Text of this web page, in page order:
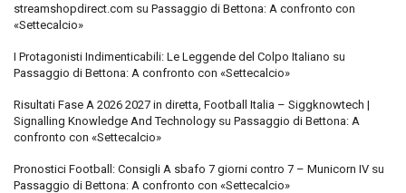
streamshopdirect.com su Passaggio di Bettona: A confronto con
«Settecalcio»
I Protagonisti Indimenticabili: Le Leggende del Colpo Italiano su
Passaggio di Bettona: A confronto con «Settecalcio»
Risultati Fase A 2026 2027 in diretta, Football Italia – Siggknowtech |
Signalling Knowledge And Technology su Passaggio di Bettona: A
confronto con «Settecalcio»
Pronostici Football: Consigli A sbafo 7 giorni contro 7 – Municorn IV su
Passaggio di Bettona: A confronto con «Settecalcio»